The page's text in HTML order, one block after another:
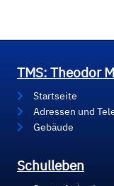
TMS: Theodor
Startseite
Adressen und
Gebäude
Schulleben